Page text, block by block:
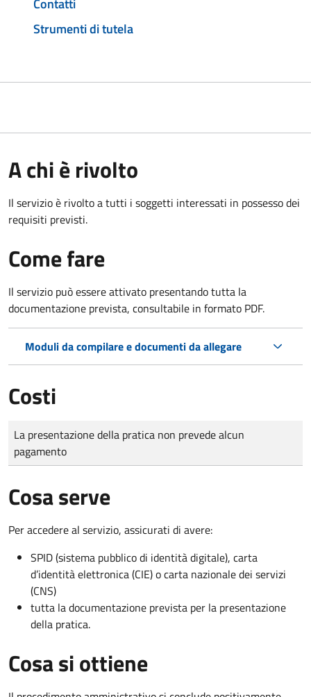
Contatti
Strumenti di tutela
A chi è rivolto
Il servizio è rivolto a tutti i soggetti interessati in possesso dei
requisiti previsti.
Come fare
Il servizio può essere attivato presentando tutta la
documentazione prevista, consultabile in formato PDF.
Moduli da compilare e documenti da allegare
Costi
Tipo di pagamento
Importo
La presentazione della pratica non prevede alcun
pagamento
Cosa serve
Per accedere al servizio, assicurati di avere:
SPID (sistema pubblico di identità digitale), carta
d’identità elettronica (CIE) o carta nazionale dei servizi
(CNS)
tutta la documentazione prevista per la presentazione
della pratica.
Cosa si ottiene